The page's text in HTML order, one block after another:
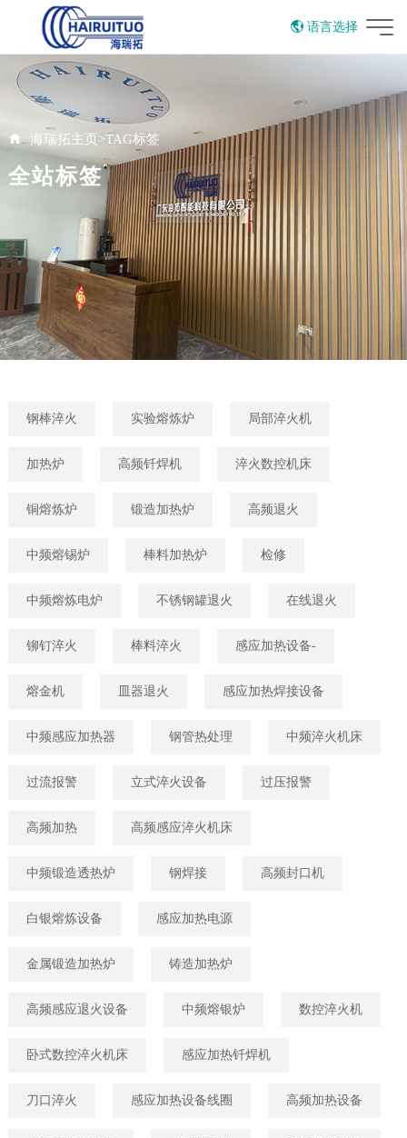
语言选择
海瑞拓主页>TAG标签
全站标签
钢棒淬火 实验熔炼炉 局部淬火机
加热炉 高频钎焊机 淬火数控机床
铜熔炼炉 锻造加热炉 高频退火
中频熔锡炉 棒料加热炉 检修
中频熔炼电炉 不锈钢罐退火 在线退火
铆钉淬火 棒料淬火 感应加热设备-
熔金机 皿器退火 感应加热焊接设备
中频感应加热器 钢管热处理 中频淬火机床
过流报警 立式淬火设备 过压报警
高频加热 高频感应淬火机床
中频锻造透热炉 钢焊接 高频封口机
白银熔炼设备 感应加热电源
金属锻造加热炉 铸造加热炉
高频感应退火设备 中频熔银炉 数控淬火机
卧式数控淬火机床 感应加热钎焊机
刀口淬火 感应加热设备线圈 高频加热设备